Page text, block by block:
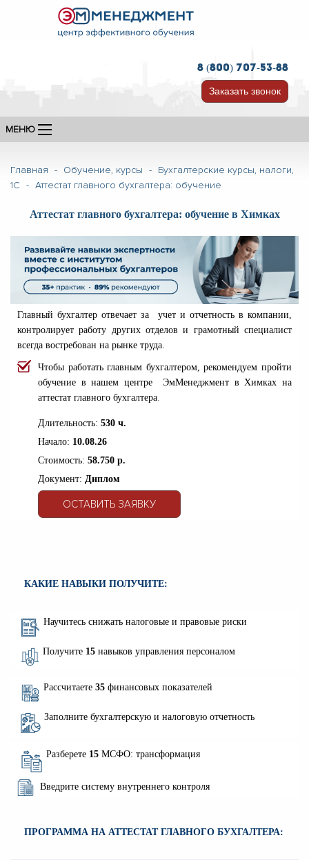
8 (800) 707-53-88
Заказать звонок
МЕНЮ
Главная - Обучение, курсы - Бухгалтерские курсы, налоги,
1С - Аттестат главного бухгалтера: обучение
Аттестат главного бухгалтера: обучение в Химках
Главный бухгалтер отвечает за учет и отчетность в компании,
контролирует работу других отделов и грамотный специалист
всегда востребован на рынке труда.
Чтобы работать главным бухгалтером, рекомендуем пройти
обучение в нашем центре ЭмМенеджмент в Химках на
аттестат главного бухгалтера.
Длительность: 530 ч.
Начало: 10.08.26
Стоимость: 58.750 р.
Документ: Диплом
ОСТАВИТЬ ЗАЯВКУ
КАКИЕ НАВЫКИ ПОЛУЧИТЕ:
Научитесь снижать налоговые и правовые риски
Получите 15 навыков управления персоналом
Рассчитаете 35 финансовых показателей
Заполните бухгалтерскую и налоговую отчетность
Разберете 15 МСФО: трансформация
Введрите систему внутреннего контроля
ПРОГРАММА НА АТТЕСТАТ ГЛАВНОГО БУХГАЛТЕРА: